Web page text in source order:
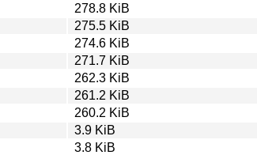
278.8 KiB
275.5 KiB
274.6 KiB
271.7 KiB
262.3 KiB
261.2 KiB
260.2 KiB
3.9 KiB
3.8 KiB